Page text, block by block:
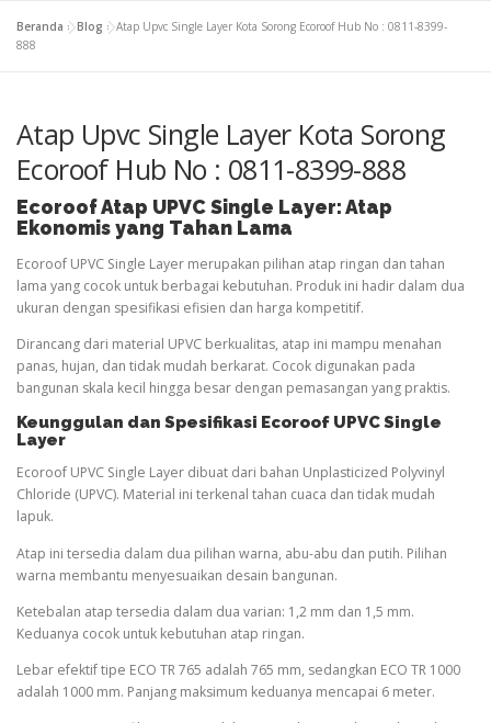
Beranda »Blog »Atap Upvc Single Layer Kota Sorong Ecoroof Hub No : 0811-8399-
888
Atap Upvc Single Layer Kota Sorong
Ecoroof Hub No : 0811-8399-888
EcoroofAtap UPVC Single Layer: Atap
Ekonomis yang Tahan Lama
Ecoroof UPVC Single Layer merupakan pilihan atap ringan dan tahan
lama yang cocok untuk berbagai kebutuhan. Produk ini hadir dalam dua
ukuran dengan spesifikasi efisien dan harga kompetitif.
Dirancang dari material UPVC berkualitas, atap ini mampu menahan
panas, hujan, dan tidak mudah berkarat. Cocok digunakan pada
bangunan skala kecil hingga besar dengan pemasangan yang praktis.
Keunggulan dan Spesifikasi Ecoroof UPVC Single
Layer
Ecoroof UPVC Single Layer dibuat dari bahan Unplasticized Polyvinyl
Chloride (UPVC). Material ini terkenal tahan cuaca dan tidak mudah
lapuk.
Atap ini tersedia dalam dua pilihan warna, abu-abu dan putih. Pilihan
warna membantu menyesuaikan desain bangunan.
Ketebalan atap tersedia dalam dua varian: 1,2 mm dan 1,5 mm.
Keduanya cocok untuk kebutuhan atap ringan.
Lebar efektif tipe ECO TR 765 adalah 765 mm, sedangkan ECO TR 1000
adalah 1000 mm. Panjang maksimum keduanya mencapai 6 meter.